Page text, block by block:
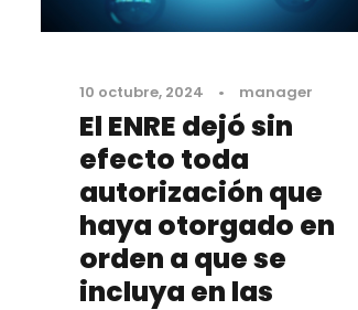
10 octubre, 2024 • manager
El ENRE dejó sin
efecto toda
autorización que
haya otorgado en
orden a que se
incluya en las